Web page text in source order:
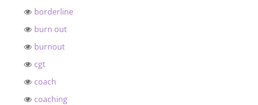
borderline
burn out
burnout
cgt
coach
coaching